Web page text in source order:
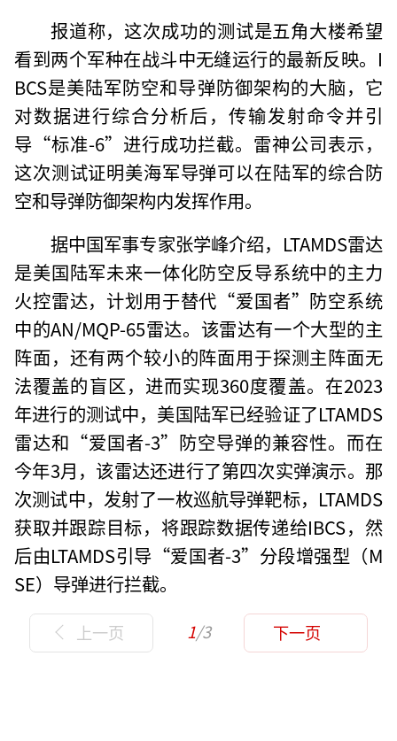
报道称，这次成功的测试是五角大楼希望
看到两个军种在战斗中无缝运行的最新反映。I
BCS是美陆军防空和导弹防御架构的大脑，它
对数据进行综合分析后，传输发射命令并引
导“标准-6”进行成功拦截。雷神公司表示，
这次测试证明美海军导弹可以在陆军的综合防
空和导弹防御架构内发挥作用。
据中国军事专家张学峰介绍，LTAMDS雷达
是美国陆军未来一体化防空反导系统中的主力
火控雷达，计划用于替代“爱国者”防空系统
中的AN/MQP-65雷达。该雷达有一个大型的主
阵面，还有两个较小的阵面用于探测主阵面无
法覆盖的盲区，进而实现360度覆盖。在2023
年进行的测试中，美国陆军已经验证了LTAMDS
雷达和“爱国者-3”防空导弹的兼容性。而在
今年3月，该雷达还进行了第四次实弹演示。那
次测试中，发射了一枚巡航导弹靶标，LTAMDS
获取并跟踪目标，将跟踪数据传递给IBCS，然
后由LTAMDS引导“爱国者-3”分段增强型（M
SE）导弹进行拦截。
上一页 1/3 下一页